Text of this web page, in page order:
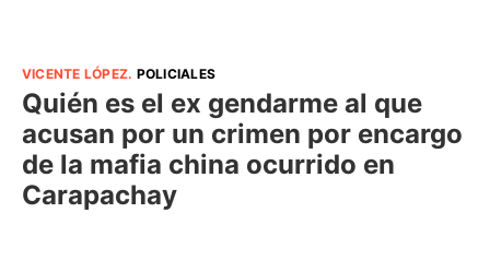
VICENTE LÓPEZ. POLICIALES
Quién es el ex gendarme al que
acusan por un crimen por encargo
de la mafia china ocurrido en
Carapachay